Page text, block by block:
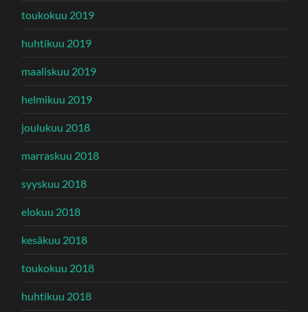
toukokuu 2019
huhtikuu 2019
maaliskuu 2019
helmikuu 2019
joulukuu 2018
marraskuu 2018
syyskuu 2018
elokuu 2018
kesäkuu 2018
toukokuu 2018
huhtikuu 2018